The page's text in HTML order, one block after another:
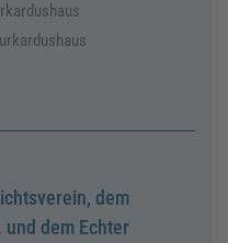
dem
und dem Echter